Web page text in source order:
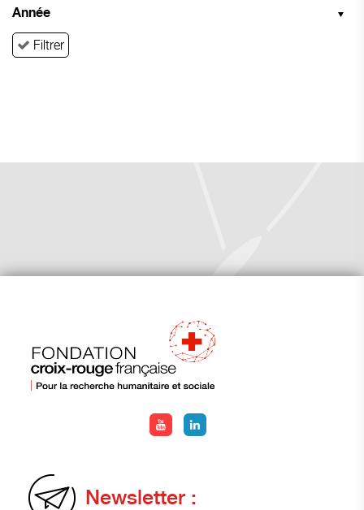
Année
Filtrer
Newsletter :